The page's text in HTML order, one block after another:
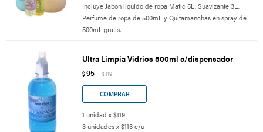
Incluye Jabon liquido de ropa Matic 5L, Suavizante 3L,
Perfume de ropa de 500mL y Quitamanchas en spray de
500mL gratis.
Ultra Limpia Vidrios 500ml c/dispensador
$95 $119
1 unidad x $119
3 unidades x $113 c/u